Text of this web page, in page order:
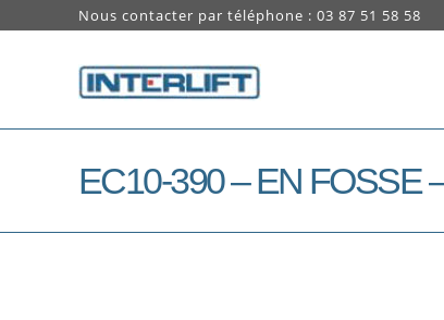
Nous contacter par téléphone : 03 87 51 58 58
EC10-390 – EN FOSSE